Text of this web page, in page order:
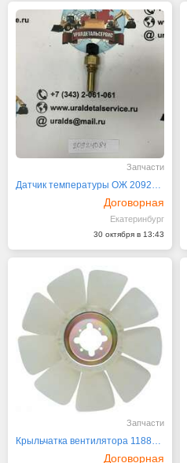
Запчасти
Датчик температуры ОЖ 20924084
Договорная
Екатеринбург
30 октября в 13:43
Запчасти
Крыльчатка вентилятора 11882519
Договорная